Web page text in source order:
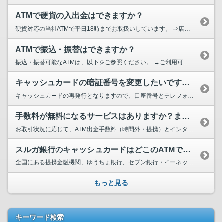
ATMで硬貨の入出金はできますか？
硬貨対応の当社ATMで平日18時までお取扱いしています。 ⇒店舗・ATMの検索はこちらから ...
ATMで振込・振替はできますか？
振込・振替可能なATMは、以下をご参照ください。 →ご利用可能なATM
キャッシュカードの暗証番号を変更したいです（キャッシュカードにロックがかか...
手数料が無料になるサービスはありますか？また、条件はありますか？
お取引状況に応じて、ATM出金手数料（時間外・提携）とインターネットバンキングによる他行あ...
スルガ銀行のキャッシュカードはどこのATMで利用できますか？
全国にある提携金融機関、ゆうちょ銀行、セブン銀行・イーネット、イオン銀行のATMでご出金が...
もっと見る
キーワード検索